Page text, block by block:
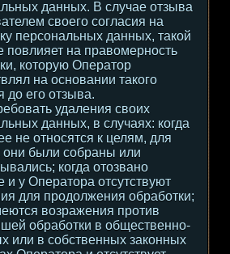
данных. В случае отзыва
своего согласия на
персональных данных, такой
повлияет на правомерность
которую Оператор
на основании такого
до его отзыва.
удаления своих
данных, в случаях: когда
не относятся к целям, для
они были собраны или
когда отозвано
и у Оператора отсутствуют
для продолжения обработки;
возражения против
обработки в общественно-
или в собственных законных